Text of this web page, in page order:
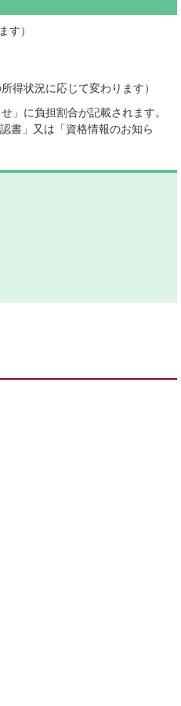
す）
得状況に応じて変わります）
」に負担割合が記載されます。
書」又は「資格情報のお知ら